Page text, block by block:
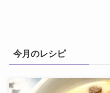
今月のレシピ